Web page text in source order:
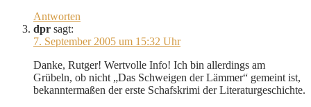
Antworten
dpr sagt:
7. September 2005 um 15:32 Uhr
Danke, Rutger! Wertvolle Info! Ich bin allerdings am
Grübeln, ob nicht „Das Schweigen der Lämmer“ gemeint ist,
bekanntermaßen der erste Schafskrimi der Literaturgeschichte.